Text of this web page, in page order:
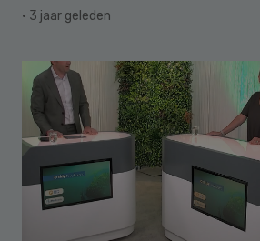
· 3 jaar geleden